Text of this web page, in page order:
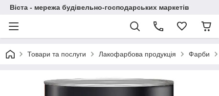
Віста - мережа будівельно-господарських маркетів
Товари та послуги Лакофарбова продукція Фарби